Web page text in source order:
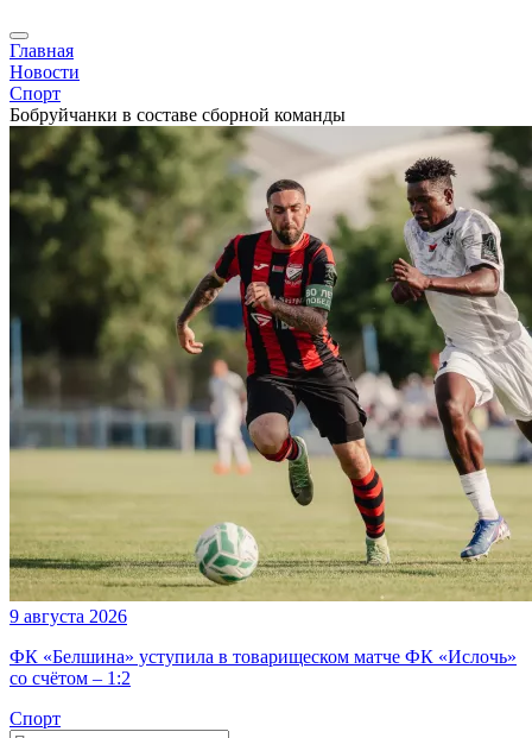
Главная
Новости
Спорт
Бобруйчанки в составе сборной команды
9 августа 2026
ФК «Белшина» уступила в товарищеском матче ФК «Ислочь»
со счётом – 1:2
Спорт